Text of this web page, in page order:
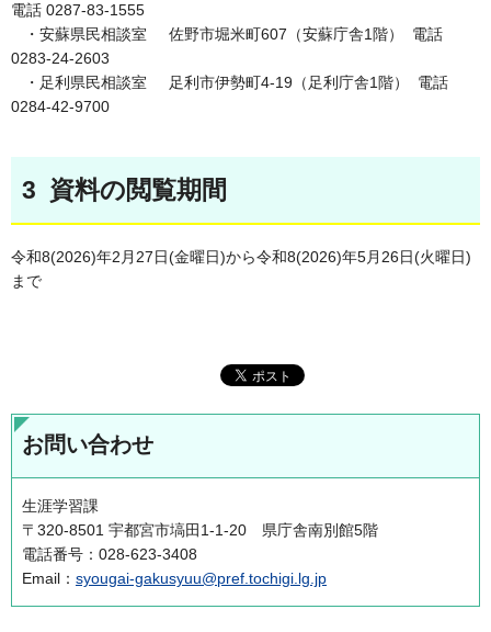
電話 0287-83-1555
・安蘇県民相談室 佐野市堀米町607（安蘇庁舎1階） 電話
0283-24-2603
・足利県民相談室 足利市伊勢町4-19（足利庁舎1階） 電話
0284-42-9700
3 資料の閲覧期間
令和8(2026)年2月27日(金曜日)から令和8(2026)年5月26日(火曜日)
まで
お問い合わせ
生涯学習課
〒320-8501 宇都宮市塙田1-1-20 県庁舎南別館5階
電話番号：028-623-3408
Email： syougai-gakusyuu@pref.tochigi.lg.jp